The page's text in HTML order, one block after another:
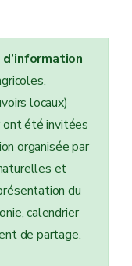
locaux)
ont été invitées
organisée par
et
du
calendrier
de partage.